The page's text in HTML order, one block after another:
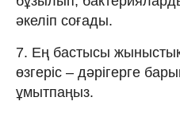
әкеліп соғады.
7. Ең бастысы жыныстық
өзгеріс – дәрігерге
ұмытпаңыз.